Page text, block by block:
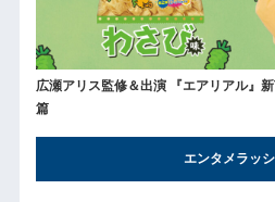
広瀬アリス監修＆出演 『エアリアル』
篇
エンタメラッ